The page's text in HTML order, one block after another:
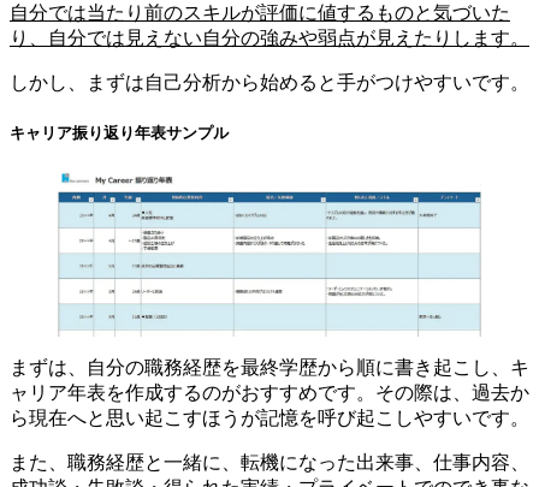
自分では当たり前のスキルが評価に値するものと気づいた
り、自分では見えない自分の強みや弱点が見えたりします。
しかし、まずは自己分析から始めると手がつけやすいです。
キャリア振り返り年表サンプル
まずは、自分の職務経歴を最終学歴から順に書き起こし、キ
ャリア年表を作成するのがおすすめです。その際は、過去か
ら現在へと思い起こすほうが記憶を呼び起こしやすいです。
また、職務経歴と一緒に、転機になった出来事、仕事内容、